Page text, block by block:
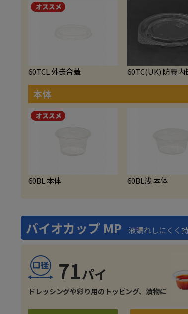
60TCL 外嵌合蓋 60TC(UK) 防曇内
本体
60BL 本体 60BL浅 本体
バイオカップ MP 液漏れしにくく
71
ドレッシングや彩り用のトッピング、漬物に